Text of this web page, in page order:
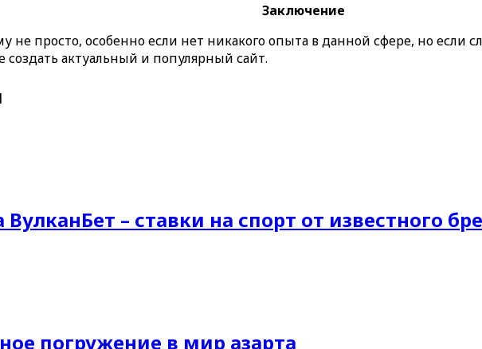
Заключение
не просто, особенно если нет никакого опыта в данной сфере, но если
создать актуальный и популярный сайт.
– ставки на спорт от известного
погружение в мир азарта